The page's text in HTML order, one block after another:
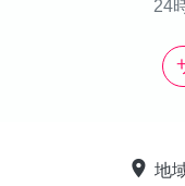
24
place 地